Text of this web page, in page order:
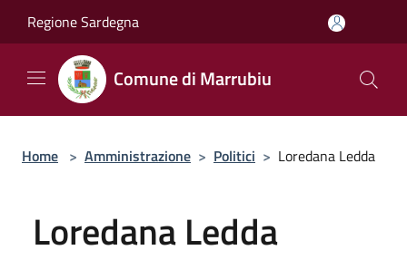
Regione Sardegna
Comune di Marrubiu
Home > Amministrazione > Politici > Loredana Ledda
Loredana Ledda